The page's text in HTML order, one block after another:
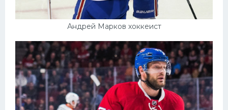
Андрей Марков хоккеист